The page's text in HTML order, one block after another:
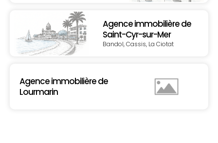
Agence immobilière de
Saint-Cyr-sur-Mer
Bandol, Cassis, La Ciotat
Agence immobilière de
Lourmarin